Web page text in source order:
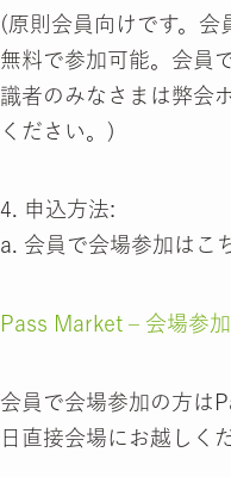
(原則会員向けです。会
無料で参加可能。会員
識者のみなさまは弊会
ください。)
4. 申込方法:
a. 会員で会場参加はこ
Pass Market – 会場参加
会員で会場参加の方は
日直接会場にお越しく